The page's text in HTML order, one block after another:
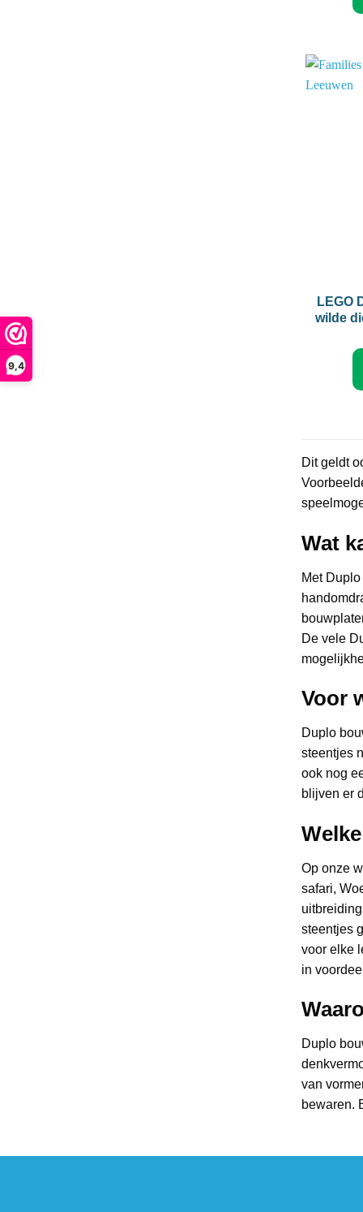
9,4
LEGO
wilde
Dit geldt
Wat
Met
De vele
Voor
Duplo
steentjes
ook nog
blijven er
Op onze
safari,
steentjes
voor elke
in
Duplo
van
bewaren.